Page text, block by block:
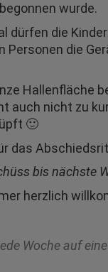
wurde.
dürfen die
Personen die
Hallenfläche
auch nicht zu
🙂
das
bis nächste
herzlich
Woche auf